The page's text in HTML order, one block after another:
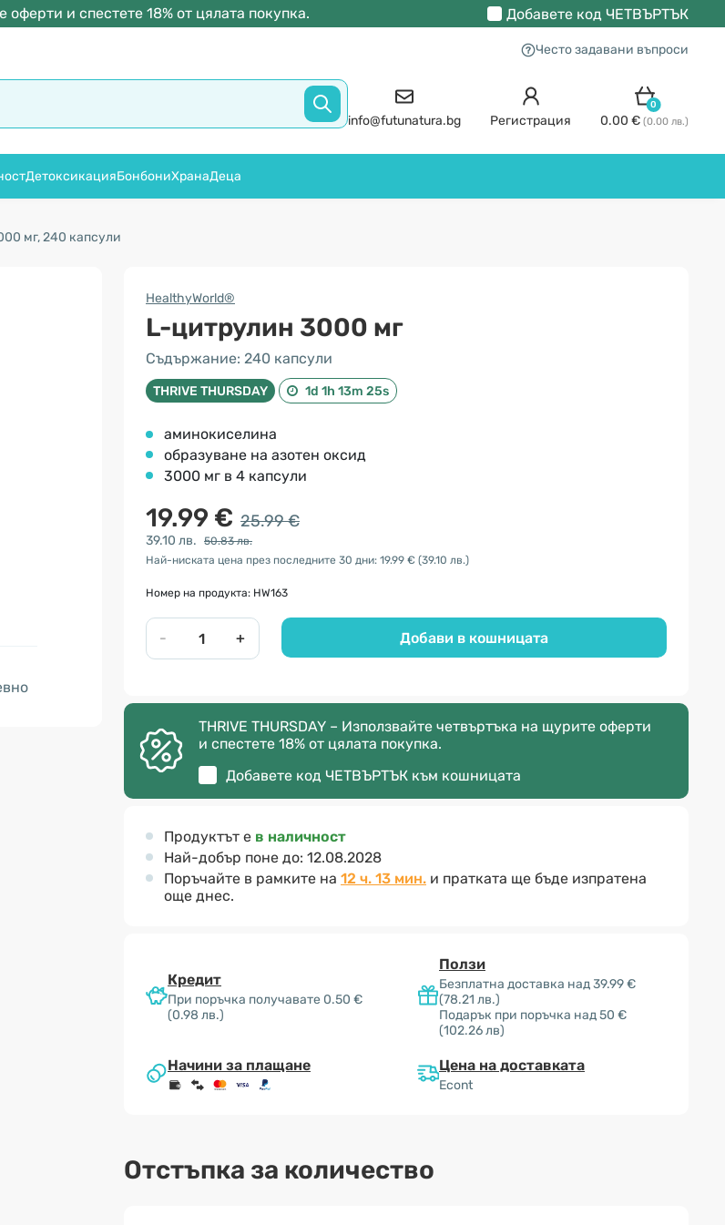
оферти и спестете 18% от цялата покупка. Добавете код ЧЕТВЪРТЪК
Често задавани въпроси
info@futunatura.bg Регистрация
0
0.00 € (0.00 лв.)
ДетоксикацияБонбониХранаДеца
мг, 240 капсули
HealthyWorld®
L-цитрулин 3000 мг
Съдържание: 240 капсули
THRIVE THURSDAY 1d 1h 13m 24s
аминокиселина
образуване на азотен оксид
3000 мг в 4 капсули
19.99 € 25.99 €
39.10 лв.
50.83 лв.
Най-ниската цена през последните 30 дни: 19.99 € (39.10 лв.)
Номер на продукта: HW163
- + Добави в кошницата
THRIVE THURSDAY – Използвайте четвъртъка на щурите оферти
и спестете 18% от цялата покупка.
Добавете код ЧЕТВЪРТЪК към кошницата
Продуктът е в наличност
Най-добър поне до: 12.08.2028
Поръчайте в рамките на 12 ч. 13 мин. и пратката ще бъде изпратена
още днес.
Кредит
При поръчка получавате 0.50 €
(0.98 лв.)
Ползи
Безплатна доставка над 39.99 €
(78.21 лв.)
Подарък при поръчка над 50 €
(102.26 лв)
Начини за плащане Цена на доставката
Econt
Отстъпка за количество